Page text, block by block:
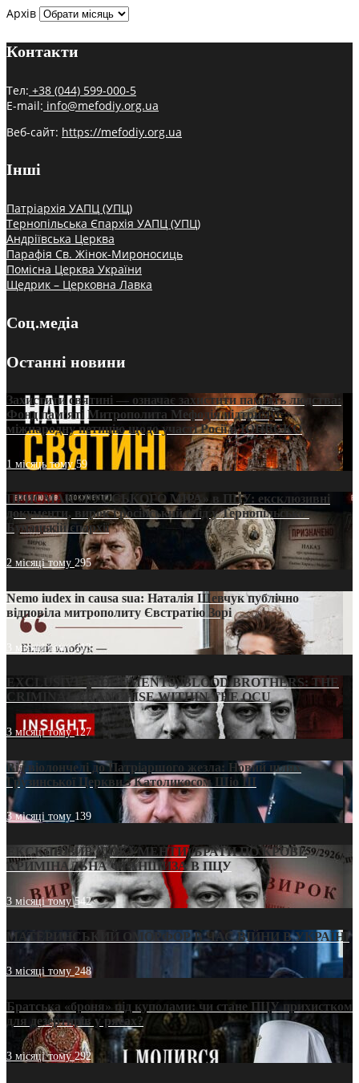
Архів
Контакти
Тел: +38 (044) 599-000-5
E-mail: info@mefodiy.org.ua
Веб-сайт: https://mefodiy.org.ua
Інші
Патріархія УАПЦ (УПЦ)
Тернопільська Єпархія УАПЦ (УПЦ)
Андріївська Церква
Парафія Св. Жінок-Мироносиць
Помісна Церква України
Щедрик – Церковна Лавка
Соц.медіа
Останні новини
Захистити святині — означає захистити пам’ять людства:
Фонд пам’яті Митрополита Мефодія підтримує
міжнародну петицію щодо участі Росії в ЮНЕСКО
1 місяць тому59
ПРИСМАК «РУССЬКОГО МІРА» в ПЦУ: ексклюзивні
документи, вирок і російський слід у Тернопільсько-
Бучацькій єпархії
2 місяці тому 295
Nemo iudex in causa sua: Наталія Шевчук публічно
відповіла митрополиту Євстратію Зорі
3 місяці тому213
EXCLUSIVE (DOCUMENTS)/BLOOD BROTHERS: THE
CRIMINAL FRANCHISE WITHIN THE OCU
3 місяці тому127
Від віолончелі до Патріаршого жезла: Новий шлях
Грузинської Церкви з Католикосом Шіо III
3 місяці тому 139
ЕКСКЛЮЗИВ (ДОКУМЕНТИ)/БРАТИ ПО КРОВІ:
КРИМІНАЛЬНА ФРАНШИЗА В ПЦУ
3 місяці тому542
МАТЕРИНСЬКИЙ ОМОРФОР В ЧАС ВІЙНИ В УКРАЇНІ
3 місяці тому248
Братська «броня» під куполами: чи стане ПЦУ прихистком
для дезертирів у рясах?
3 місяці тому292